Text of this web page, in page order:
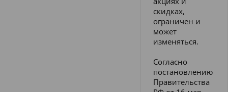
скидках,
ограничен и
может
изменяться.
Согласно
постановлению
Правительства